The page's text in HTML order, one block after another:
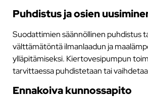
Puhdistus ja osien
Suodattimien säännöllinen puhdistus
välttämätöntä ilmanlaadun ja
ylläpitämiseksi. Kiertovesipumpun
tarvittaessa puhdistetaan tai
Ennakoiva kunnossapito